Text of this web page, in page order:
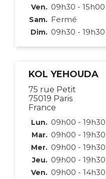
Ven. 09h30 - 15h00
Sam. Fermé
Dim. 09h30 - 19h30
KOL YEHOUDA
75 rue Petit
75019 Paris
France
Lun. 09h00 - 19h30
Mar. 09h00 - 19h30
Mer. 09h00 - 19h30
Jeu. 09h00 - 19h30
Ven. 09h00 - 14h30